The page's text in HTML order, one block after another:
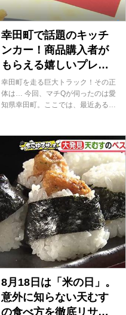
かない様子…。 それもそのはず！
普段の食生活の中で、一体何が珍し
いことかなんて、なかなかパッと思
いつかないですよね...
幸田町で話題のキッチ
ンカー！商品購入者が
もらえる嬉しいプレゼ
ントとは？
幸田町を走る巨大トラック！その正
体は… 今回、マチQが伺ったのは愛
知県幸田町。ここでは、最近あると
ック！この日はスーパーの駐車場に
やってきました。これは遠くからで
も目立ちそう。重さはなんと8.7tも
あるそうで、普通乗用車の2倍はあ
ろうかという迫力です。 実はこの
トラックは、車内で調理ができるキ
ッチンカーなんです！広い調理場が
設けられていて、米を炊く釜など充
実の設備が備わっています。 この
トラックは、幸田町の人気店
「cafeOPEN」の移動販売車。オー
ナーの伊藤伸太郎さんが昨年11月、
くった...
8月18日は「米の日」。
意外に知らない天むす
の食べ方を徹底リサー